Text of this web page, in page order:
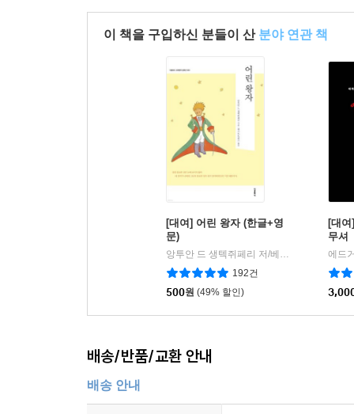
이 책을 구입하신 분들이 산 분야 연관 책
[대여] 어린 왕자 (한글+영
문)
앙투안 드 생텍쥐페리 저/베스트트랜스 역 |
192건
500원 (49% 할인)
[대
무셔
에드
배송/반품/교환 안내
배송 안내